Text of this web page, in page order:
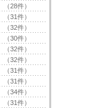
（28件）
（31件）
（32件）
（30件）
（32件）
（32件）
（31件）
（31件）
（34件）
（31件）